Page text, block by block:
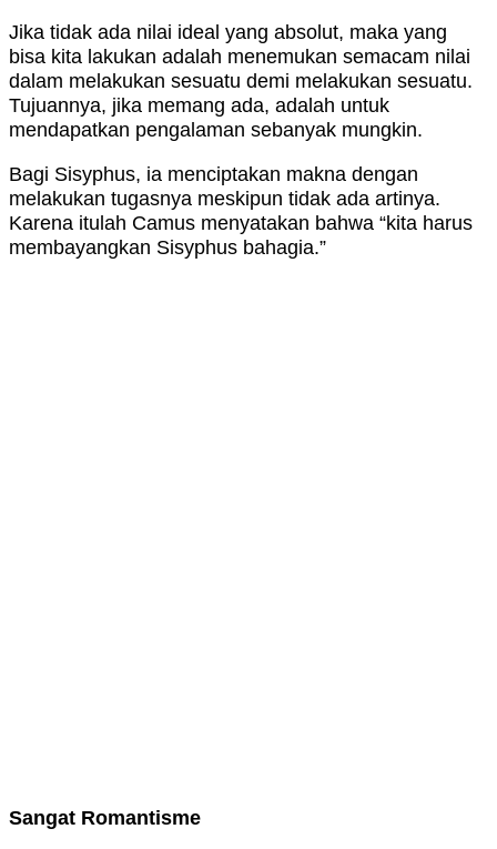
Jika tidak ada nilai ideal yang absolut, maka yang
bisa kita lakukan adalah menemukan semacam nilai
dalam melakukan sesuatu demi melakukan sesuatu.
Tujuannya, jika memang ada, adalah untuk
mendapatkan pengalaman sebanyak mungkin.
Bagi Sisyphus, ia menciptakan makna dengan
melakukan tugasnya meskipun tidak ada artinya.
Karena itulah Camus menyatakan bahwa “kita harus
membayangkan Sisyphus bahagia.”
Sangat Romantisme